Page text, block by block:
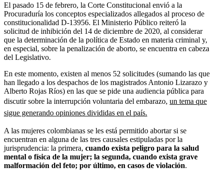
El pasado 15 de febrero, la Corte Constitucional envió a la
Procuraduría los conceptos especializados allegados al proceso de
constitucionalidad D-13956. El Ministerio Público reiteró la
solicitud de inhibición del 14 de diciembre de 2020, al considerar
que la determinación de la política de Estado en materia criminal y,
en especial, sobre la penalización de aborto, se encuentra en cabeza
del Legislativo.
En este momento, existen al menos 52 solicitudes (sumando las que
han llegado a los despachos de los magistrados Antonio Lizarazo y
Alberto Rojas Ríos) en las que se pide una audiencia pública para
discutir sobre la interrupción voluntaria del embarazo, un tema que
sigue generando opiniones divididas en el país.
A las mujeres colombianas se les está permitido abortar si se
encuentran en alguna de las tres causales estipuladas por la
jurisprudencia: la primera, cuando exista peligro para la salud
mental o física de la mujer; la segunda, cuando exista grave
malformación del feto; por último, en casos de violación.